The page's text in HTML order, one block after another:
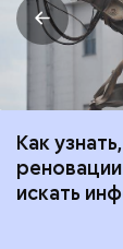
Как
искать